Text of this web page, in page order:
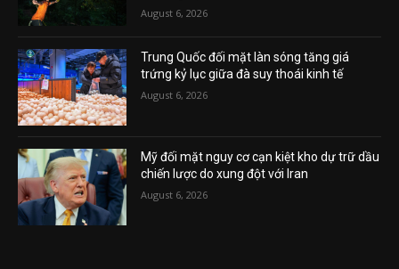
August 6, 2026
Trung Quốc đối mặt làn sóng tăng giá
trứng kỷ lục giữa đà suy thoái kinh tế
August 6, 2026
Mỹ đối mặt nguy cơ cạn kiệt kho dự trữ dầu
chiến lược do xung đột với Iran
August 6, 2026